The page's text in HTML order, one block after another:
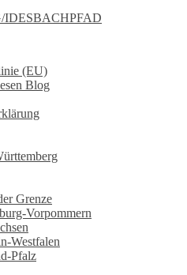
IDESBACHPFAD
(EU)
Blog
Grenze
Vorpommern
Westfalen
Pfalz